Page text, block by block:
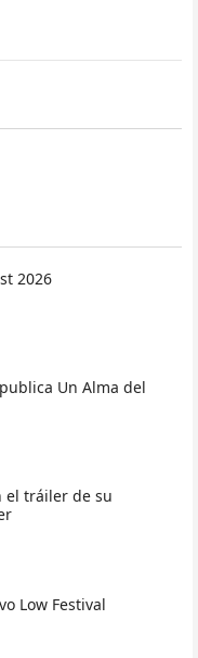
2026
Un Alma del
el tráiler de su
Low Festival